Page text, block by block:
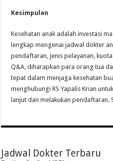
Kesimpulan
Kesehatan anak adalah investasi
lengkap mengenai jadwal dokter
pendaftaran, jenis pelayanan,
Q&A, diharapkan para orang tua
tepat dalam menjaga kesehatan
menghubungi RS Yapalis Krian
lanjut dan melakukan pendaftaran.
Jadwal Dokter Terbaru